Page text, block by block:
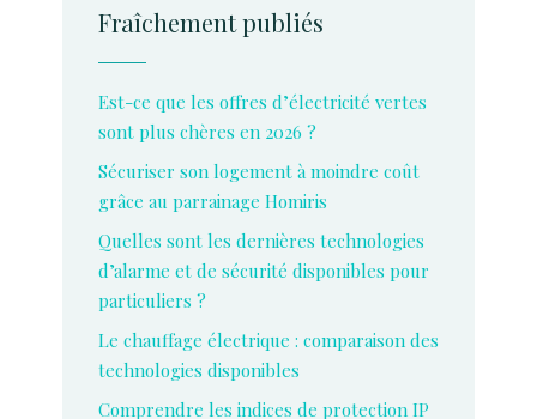
Fraîchement publiés
Est-ce que les offres d’électricité vertes
sont plus chères en 2026 ?
Sécuriser son logement à moindre coût
grâce au parrainage Homiris
Quelles sont les dernières technologies
d’alarme et de sécurité disponibles pour
particuliers ?
Le chauffage électrique : comparaison des
technologies disponibles
Comprendre les indices de protection IP